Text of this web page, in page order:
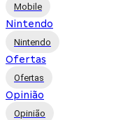
Mobile
Nintendo
Nintendo
Ofertas
Ofertas
Opinião
Opinião